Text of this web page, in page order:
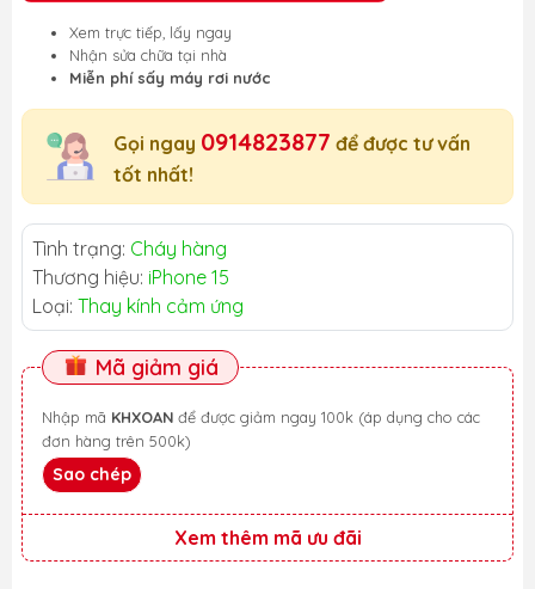
Xem trực tiếp, lấy ngay
Nhận sửa chữa tại nhà
Miễn phí sấy máy rơi nước
Gọi ngay 0914823877 để được tư vấn
tốt nhất!
Tình trạng: Cháy hàng
Thương hiệu: iPhone 15
Loại: Thay kính cảm ứng
Mã giảm giá
Nhập mã KHXOAN
đơn hàng trên 500k)
Sao chép
Xem thêm mã ưu đãi